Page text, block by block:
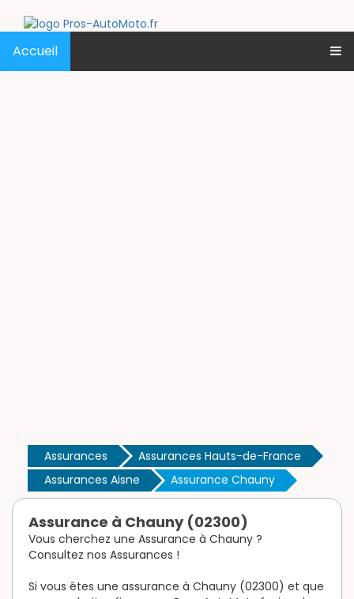
Accueil
Assurances
Assurances Hauts-de-France
Assurances Aisne
Assurance Chauny
Assurance à Chauny (02300)
Vous cherchez une Assurance à Chauny ?
Consultez nos Assurances !
Si vous êtes une assurance à Chauny (02300) et que